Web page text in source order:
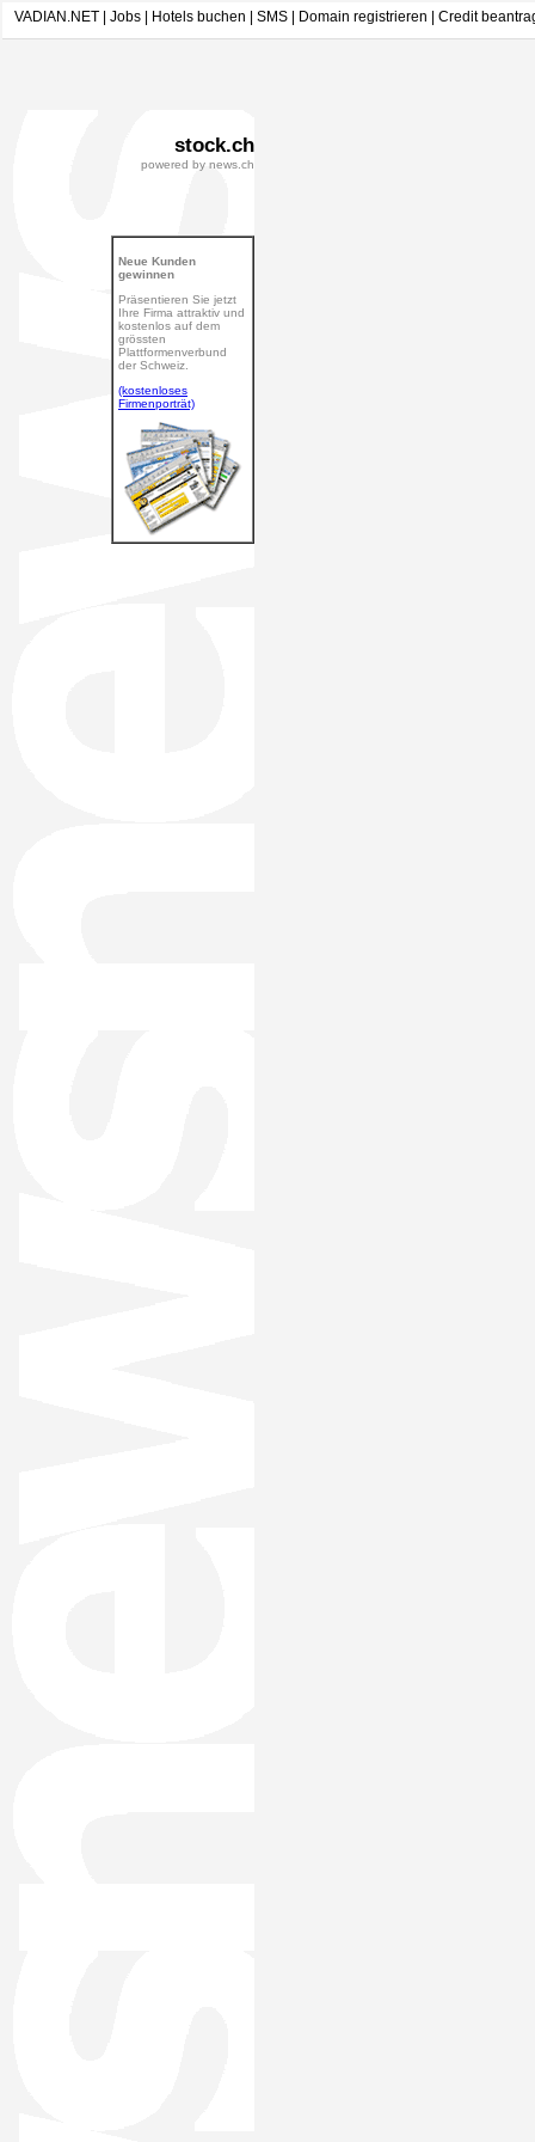
VADIAN.NET Jobs Hotels buchen SMS Domain registrieren Credit
stock.ch
powered by news.ch
Neue Kunden
gewinnen
Präsentieren Sie jetzt
Ihre Firma attraktiv und
kostenlos auf dem
grössten
Plattformenverbund
der Schweiz.
(kostenloses
Firmenporträt)